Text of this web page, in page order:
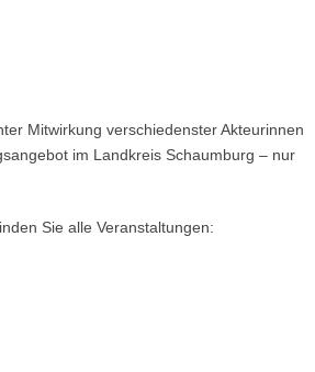
Mitwirkung verschiedenster Akteurinnen
im Landkreis Schaumburg – nur
Sie alle Veranstaltungen: